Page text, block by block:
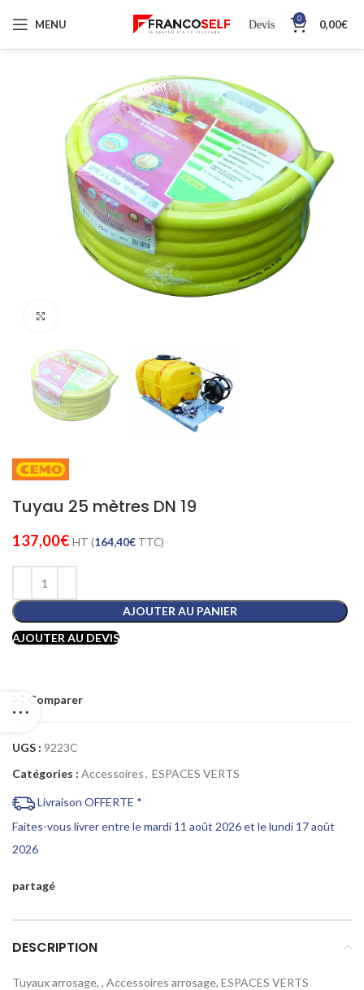
MENU Devis 0 0,00€
Tuyau 25 mètres DN 19
137,00€ HT (164,40€ TTC)
AJOUTER AU PANIER
AJOUTER AU DEVIS
Comparer
UGS : 9223C
Catégories : Accessoires, ESPACES VERTS
Livraison OFFERTE *
Faites-vous livrer entre le mardi 11 août 2026 et le lundi 17 août
2026
partagé
DESCRIPTION
Tuyaux arrosage, , Accessoires arrosage, ESPACES VERTS